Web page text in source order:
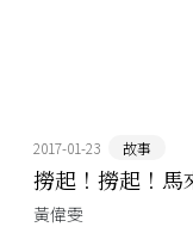
2017-01-23 故事
撈起！撈起！馬
黃偉雯